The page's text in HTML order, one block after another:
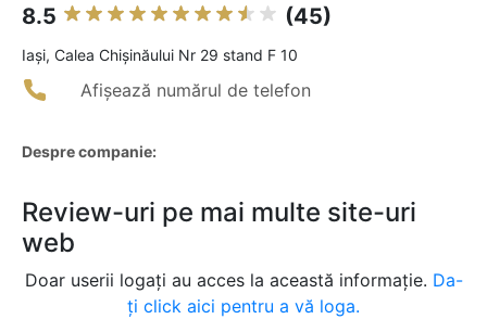
8.5 (45)
Iaşi, Calea Chișinăului Nr 29 stand F 10
Afișează numărul de telefon
Despre companie:
Review-uri pe mai multe site-uri
web
Doar userii logați au acces la această informație. Da-
ți click aici pentru a vă loga.